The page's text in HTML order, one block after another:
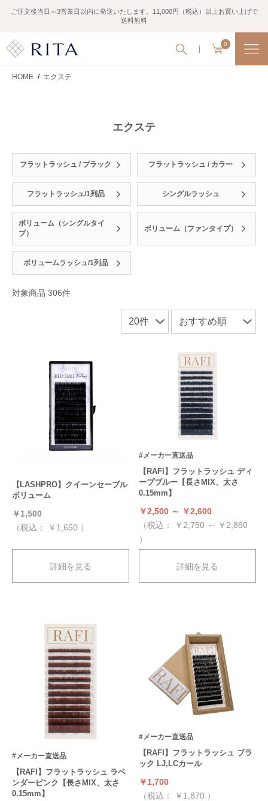
ご注文後当日～3営業日以内に発送いたします。11,000円（税込）以上お買い上げで
送料無料
0
HOME / エクステ
エクステ
フラットラッシュ / ブラック フラットラッシュ / カラー
フラットラッシュ/1列品 シングルラッシュ
ボリューム（シングルタイ
プ）
ボリューム（ファンタイプ）
ボリュームラッシュ/1列品
対象商品 306件
【LASHPRO】クイーンセーブル
ボリューム
￥1,500
（税込：
￥1,650 ）
詳細を見る
#メーカー直送品
【RAFI】フラットラッシュ ディ
ープブルー【長さMIX、太さ
0.15mm】
￥2,500 ～ ￥2,600
（税込：
￥2,750 ～ ￥2,860
）
詳細を見る
#メーカー直送品
【RAFI】フラットラッシュ ラベ
ンダーピンク【長さMIX、太さ
0.15mm】
#メーカー直送品
【RAFI】フラットラッシュ ブラ
ック LJ,LCカール
￥1,700
（税込：
￥1,870 ）